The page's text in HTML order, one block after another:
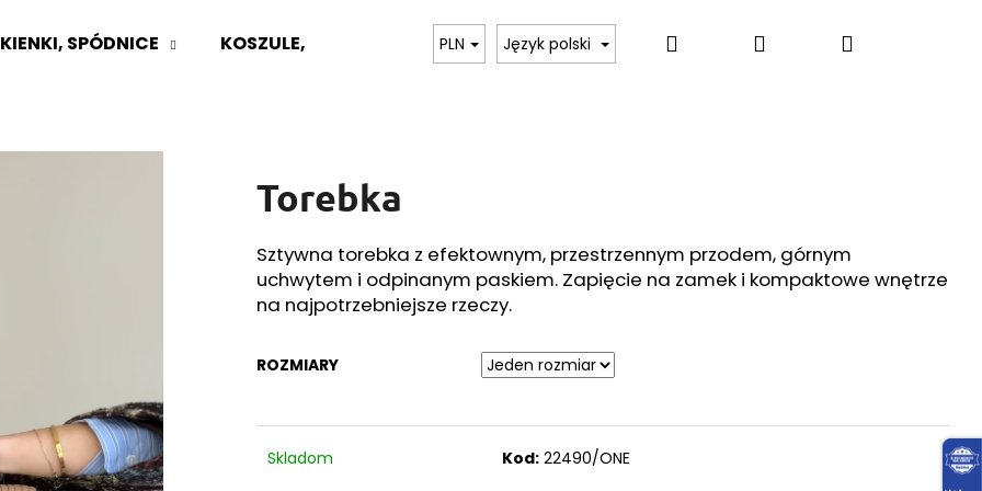
SPÓDNICE KOSZULE, BLUZKI TOPY, BODY, KOSZULKI SWETRY, PULOWERY, GOLFY
PLN Język polski Szukaj Zaloguj Koszyk
Torebka
Sztywna torebka z efektownym, przestrzennym przodem, górnym
uchwytem i odpinanym paskiem. Zapięcie na zamek i kompaktowe wnętrze
na najpotrzebniejsze rzeczy.
ROZMIARY
Skladom Kod: 22490/ONE
SZUKAJ